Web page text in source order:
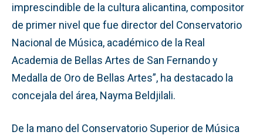
imprescindible de la cultura alicantina, compositor
de primer nivel que fue director del Conservatorio
Nacional de Música, académico de la Real
Academia de Bellas Artes de San Fernando y
Medalla de Oro de Bellas Artes”, ha destacado la
concejala del área, Nayma Beldjilali.
De la mano del Conservatorio Superior de Música